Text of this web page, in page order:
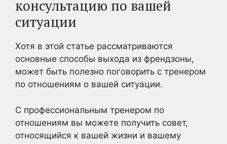
консультацию по вашей
ситуации
Хотя в этой статье рассматриваются
основные способы выхода из френдзоны,
может быть полезно поговорить с тренером
по отношениям о вашей ситуации.
С профессиональным тренером по
отношениям вы можете получить совет,
относящийся к вашей жизни и вашему